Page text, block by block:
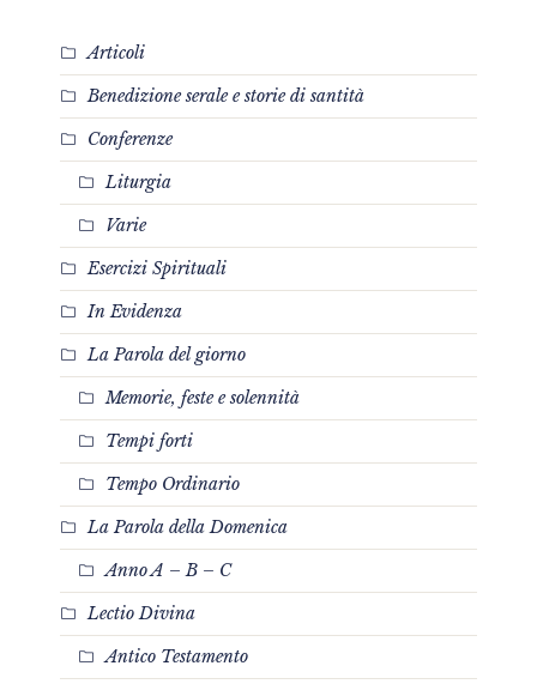
Articoli
Benedizione serale e storie di santità
Conferenze
Liturgia
Varie
Esercizi Spirituali
In Evidenza
La Parola del giorno
Memorie, feste e solennità
Tempi forti
Tempo Ordinario
La Parola della Domenica
Anno A – B – C
Lectio Divina
Antico Testamento